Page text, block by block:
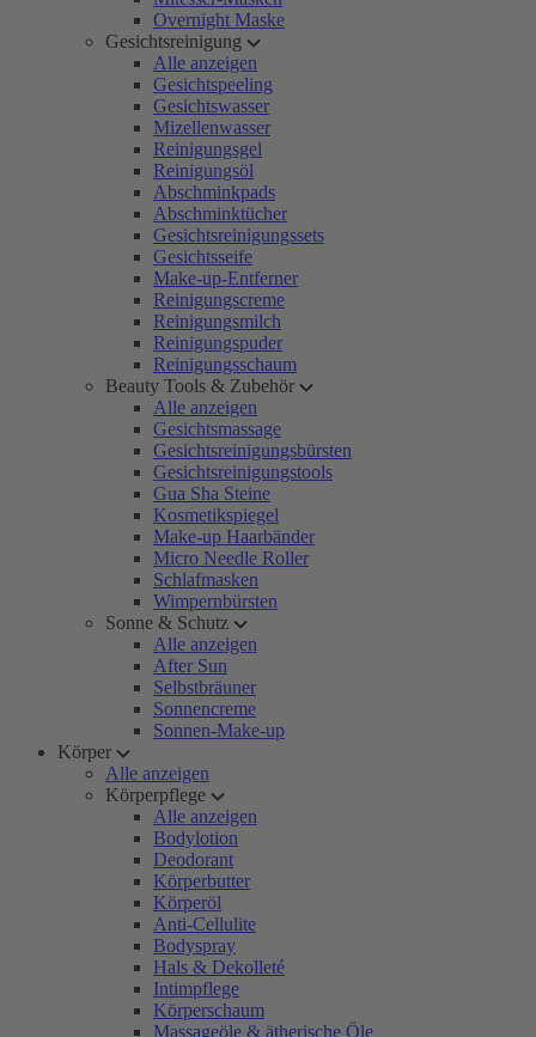
Overnight Maske
Gesichtsreinigung
Alle anzeigen
Gesichtspeeling
Gesichtswasser
Mizellenwasser
Reinigungsgel
Reinigungsöl
Abschminkpads
Abschminktücher
Gesichtsreinigungssets
Gesichtsseife
Make-up-Entferner
Reinigungscreme
Reinigungsmilch
Reinigungspuder
Reinigungsschaum
Beauty Tools & Zubehör
Alle anzeigen
Gesichtsmassage
Gesichtsreinigungsbürsten
Gesichtsreinigungstools
Gua Sha Steine
Kosmetikspiegel
Make-up Haarbänder
Micro Needle Roller
Schlafmasken
Wimpernbürsten
Sonne & Schutz
Alle anzeigen
After Sun
Selbstbräuner
Sonnencreme
Sonnen-Make-up
Körper
Alle anzeigen
Körperpflege
Alle anzeigen
Bodylotion
Deodorant
Körperbutter
Körperöl
Anti-Cellulite
Bodyspray
Hals & Dekolleté
Intimpflege
Körperschaum
Massageöle & ätherische Öle